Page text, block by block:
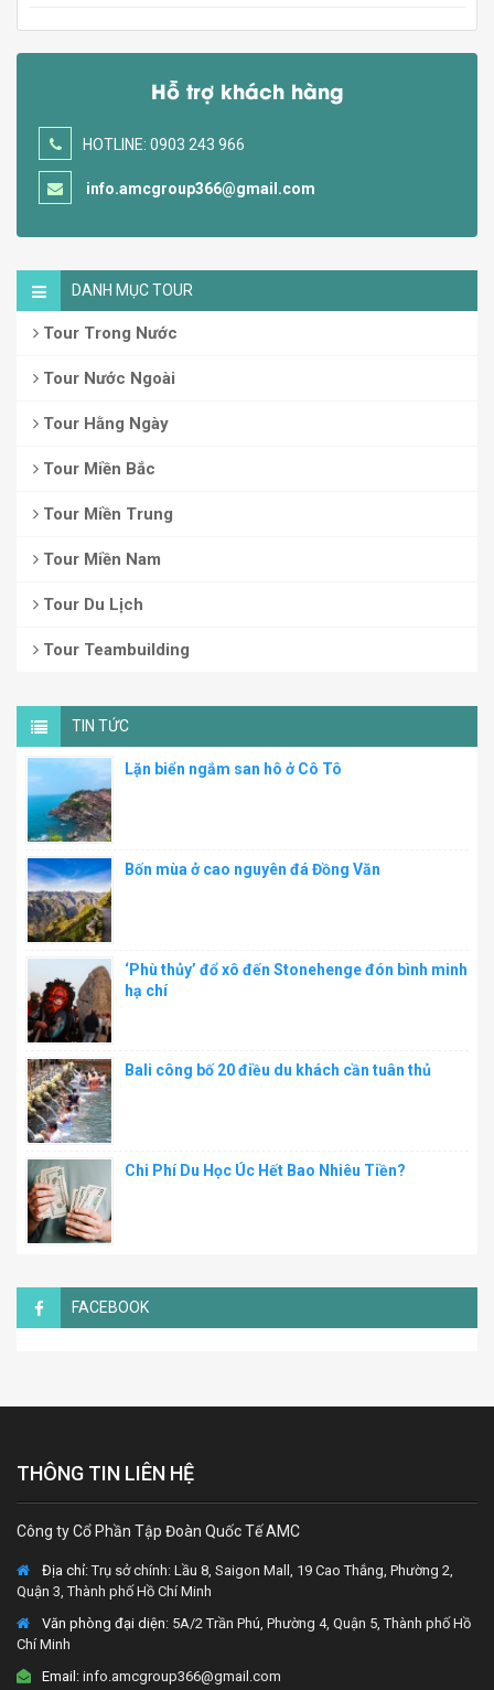
Hỗ trợ khách hàng
HOTLINE: 0903 243 966
info.amcgroup366@gmail.com
DANH MỤC TOUR
Tour Trong Nước
Tour Nước Ngoài
Tour Hằng Ngày
Tour Miền Bắc
Tour Miền Trung
Tour Miền Nam
Tour Du Lịch
Tour Teambuilding
TIN TỨC
Lặn biển ngắm san hô ở Cô Tô
Bốn mùa ở cao nguyên đá Đồng Văn
‘Phù thủy’ đổ xô đến Stonehenge đón bình minh
hạ chí
Bali công bố 20 điều du khách cần tuân thủ
Chi Phí Du Học Úc Hết Bao Nhiêu Tiền?
FACEBOOK
THÔNG TIN LIÊN HỆ
Công ty Cổ Phần Tập Đoàn Quốc Tế AMC
Địa chỉ:Trụ sở chính: Lầu 8, Saigon Mall, 19 Cao Thắng, Phường 2,
Quận 3, Thành phố Hồ Chí Minh
Văn phòng đại diện: 5A/2 Trần Phú, Phường 4, Quận 5, Thành phố Hồ
Chí Minh
Email: info.amcgroup366@gmail.com